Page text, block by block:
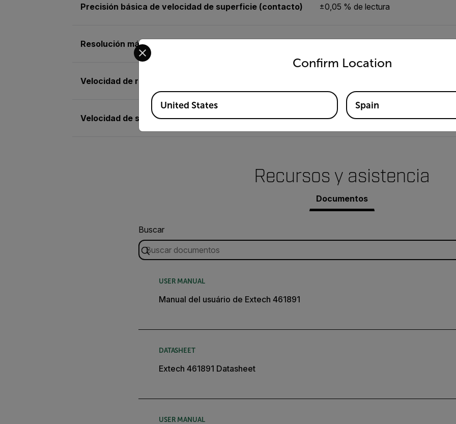
Precisión básica de velocidad de superficie (contacto) ±0,05 % de lectura
Resolución máx. de velocidad de rotación (contacto)
Velocidad de rotación (contacto)
Velocidad de superficie (contacto) De 0,2 a 6560 ft/min, de 0,05 a
Recursos y asistencia
Documentos
Buscar
USER MANUAL
Manual del usuário de Extech 461891
DATASHEET
Extech 461891 Datasheet
USER MANUAL
Confirm Location
Select your preferred country and language from the options below to access the
Available Locations
United States Spain